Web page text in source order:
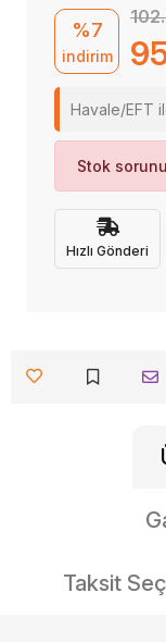
%7
indirim
Havale/EFT
Stok
Hızlı Gönderi
Taksit